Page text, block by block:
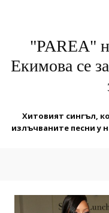
"PARЕA"
Екимова се
Хитовият сингъл,
излъчваните песни у